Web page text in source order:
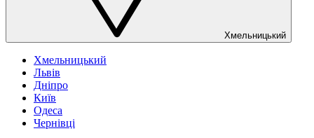
Хмельницький
Хмельницький
Львів
Дніпро
Київ
Одеса
Чернівці